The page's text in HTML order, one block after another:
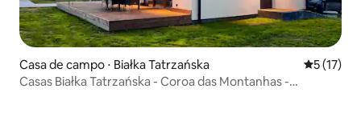
Casa de campo ⋅ Białka Tatrzańska 5 de uma
5 (17)
Casas Białka Tatrzańska - Coroa das Montanhas -